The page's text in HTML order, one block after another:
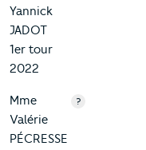
Yannick
JADOT
1er tour
2022
Mme
Valérie
PÉCRESSE
?